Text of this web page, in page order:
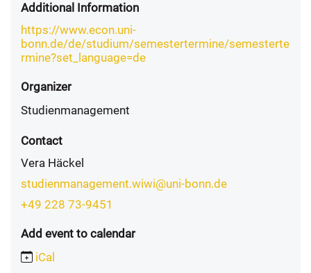
Additional Information
https://www.econ.uni-
bonn.de/de/studium/semestertermine/semesterte
rmine?set_language=de
Organizer
Studienmanagement
Contact
Vera Häckel
studienmanagement.wiwi@uni-bonn.de
+49 228 73-9451
Add event to calendar
iCal